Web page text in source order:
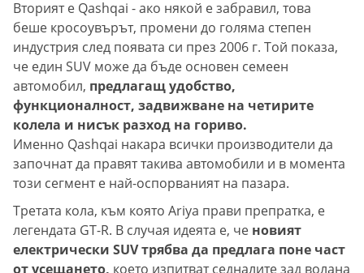
Вторият е Qashqai - ако някой е забравил, това
беше кросоувърът, промени до голяма степен
индустрия след появата си през 2006 г. Той показа,
че един SUV може да бъде основен семеен
автомобил, предлагащ удобство,
функционалност, задвижване на четирите
колела и нисък разход на гориво.
Именно Qashqai накара всички производители да
започнат да правят такива автомобили и в момента
този сегмент е най-оспорваният на пазара.
Третата кола, към която Ariya прави препратка, е
легендата GT-R. В случая идеята е, че новият
електрически SUV трябва да предлага поне част
от усещането, което изпитват седналите зад волана